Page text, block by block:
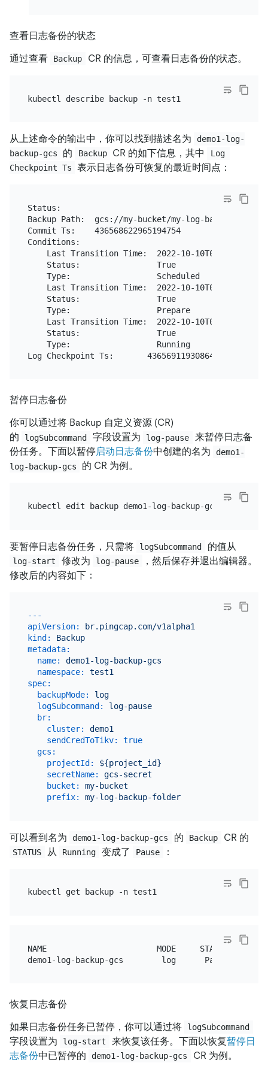
查看日志备份的状态
通过查看
Backup CR 的信息，可查看日志备份的状态。
从上述命令的输出中，你可以找到描述名为
demo1-log-
backup-gcs
的 Backup CR 的如下信息，其中
Log
Checkpoint Ts
表示日志备份可恢复的最近时间点：
Status:
Backup Path:  gcs://my-bucket/my-log-backup-
Commit Ts:    436568622965194754
Conditions:
    Last Transition Time:  2022-10-10T04:45:20Z
    Status:                True
    Type:                  Scheduled
    Last Transition Time:  2022-10-10T04:45:31Z
    Status:                True
    Type:                  Prepare
    Last Transition Time:  2022-10-10T04:45:31Z
    Status:                True
    Type:                  Running
暂停日志备份
你可以通过将 Backup 自定义资源 (CR)
的
logSubcommand 字段设置为 log-pause
来暂停日志备
份任务。下面以暂停启动日志备份中创建的名为
demo1-
log-backup-gcs
的 CR 为例。
要暂停日志备份任务，只需将 logSubcommand 的值从
log-start 修改为 log-pause
，然后保存并退出编辑器。
修改后的内容如下：
---
apiVersion:
br.pingcap.com/v1alpha1
kind:
Backup
metadata:
name:
demo1-log-backup-gcs
namespace:
test1
spec:
backupMode:
log
logSubcommand:
log-pause
br:
cluster:
demo1
sendCredToTikv:
true
gcs:
projectId:
${project_id}
secretName:
gcs-secret
bucket:
my-bucket
prefix:
my-log-backup-folder
可以看到名为 demo1-log-backup-gcs 的 Backup CR 的
STATUS 从 Running 变成了 Pause ：
kubectl get backup -n test1
NAME                       MODE     STATUS    ....
恢复日志备份
如果日志备份任务已暂停，你可以通过将
logSubcommand
字段设置为 log-start 来恢复该任务。下面以恢复暂停日
志备份中已暂停的 demo1-log-backup-gcs CR 为例。